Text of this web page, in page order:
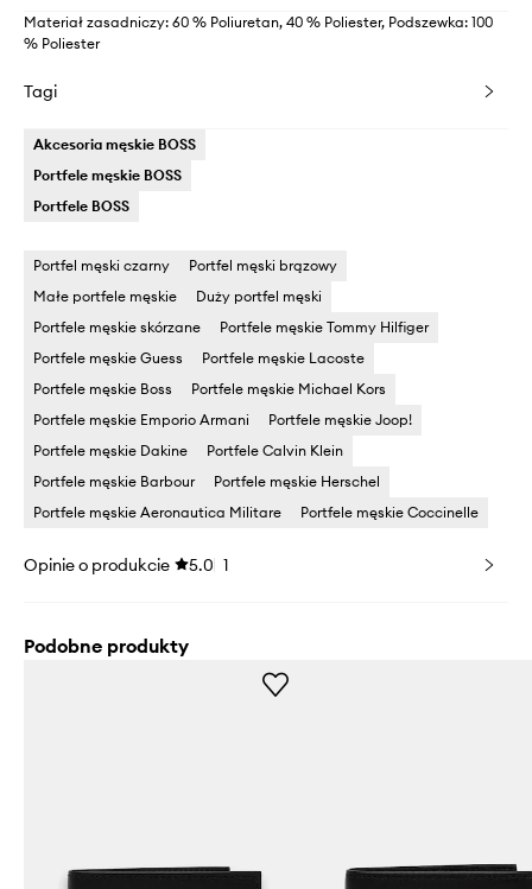
Materiał zasadniczy: 60 % Poliuretan, 40 % Poliester, Podszewka: 100
% Poliester
Tagi
Akcesoria męskie BOSS
Portfele męskie BOSS
Portfele BOSS
Portfel męski czarny
Portfel męski brązowy
Małe portfele męskie
Duży portfel męski
Portfele męskie skórzane
Portfele męskie Tommy Hilfiger
Portfele męskie Guess
Portfele męskie Lacoste
Portfele męskie Boss
Portfele męskie Michael Kors
Portfele męskie Emporio Armani
Portfele męskie Joop!
Portfele męskie Dakine
Portfele Calvin Klein
Portfele męskie Barbour
Portfele męskie Herschel
Portfele męskie Aeronautica Militare
Portfele męskie Coccinelle
Opinie o produkcie 5.0 1
Podobne produkty